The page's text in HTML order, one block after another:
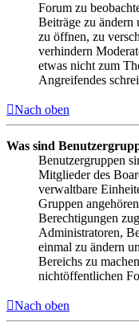
Forum zu
Beiträge zu ändern
zu öffnen, zu
verhindern
etwas nicht zum
Angreifendes
Nach oben
Was sind
Benutzergruppen
Mitglieder des
verwaltbare
Gruppen
Berechtigungen
Administratoren,
einmal zu ändern
Bereichs zu
nichtöffentlichen
Nach oben